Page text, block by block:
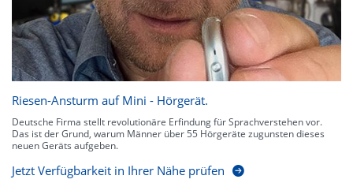
Riesen-Ansturm auf Mini - Hörgerät.
Deutsche Firma stellt revolutionäre Erfindung für Sprachverstehen vor.
Das ist der Grund, warum Männer über 55 Hörgeräte zugunsten dieses
neuen Geräts aufgeben.
Jetzt Verfügbarkeit in Ihrer Nähe prüfen